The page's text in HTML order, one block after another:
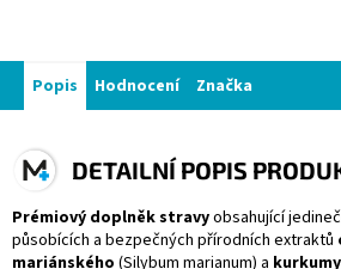
Popis Hodnocení Značka
DETAILNÍ POPIS
Prémiový doplněk stravyobsahující
působících a bezpečných přírodních extraktů
mariánského (Silybum marianum) a